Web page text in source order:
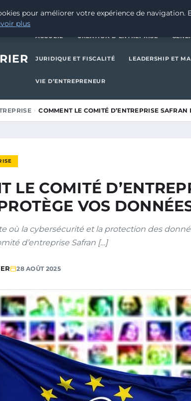
ACCUEIL CRÉATION D’ENTREPRISE
JURIDIQUE ET FISCALITÉ LEADERSHIP ET
VIE D’ENTREPRENEUR
COMMENT LE COMITÉ D’ENTREPRISE
LE COMITÉ
VOS
où la cybersécurité et la protection des
d’entreprise Safran […]
28 AOÛT 2025
pour améliorer votre expérience de
plus